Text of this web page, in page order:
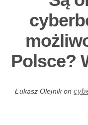
Polsce?
Łukasz Olejnikon